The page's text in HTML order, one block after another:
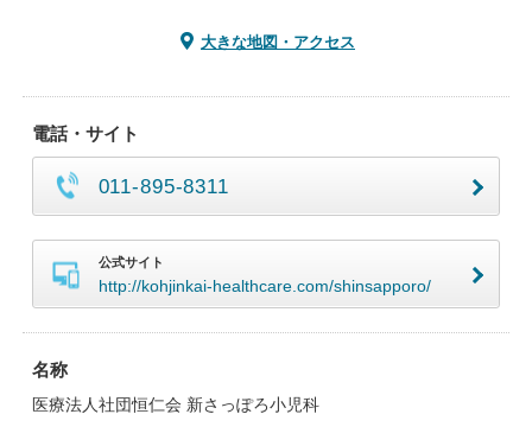
大きな地図・アクセス
電話・サイト
011-895-8311
公式サイト
http://kohjinkai-healthcare.com/shinsapporo/
名称
医療法人社団恒仁会 新さっぽろ小児科